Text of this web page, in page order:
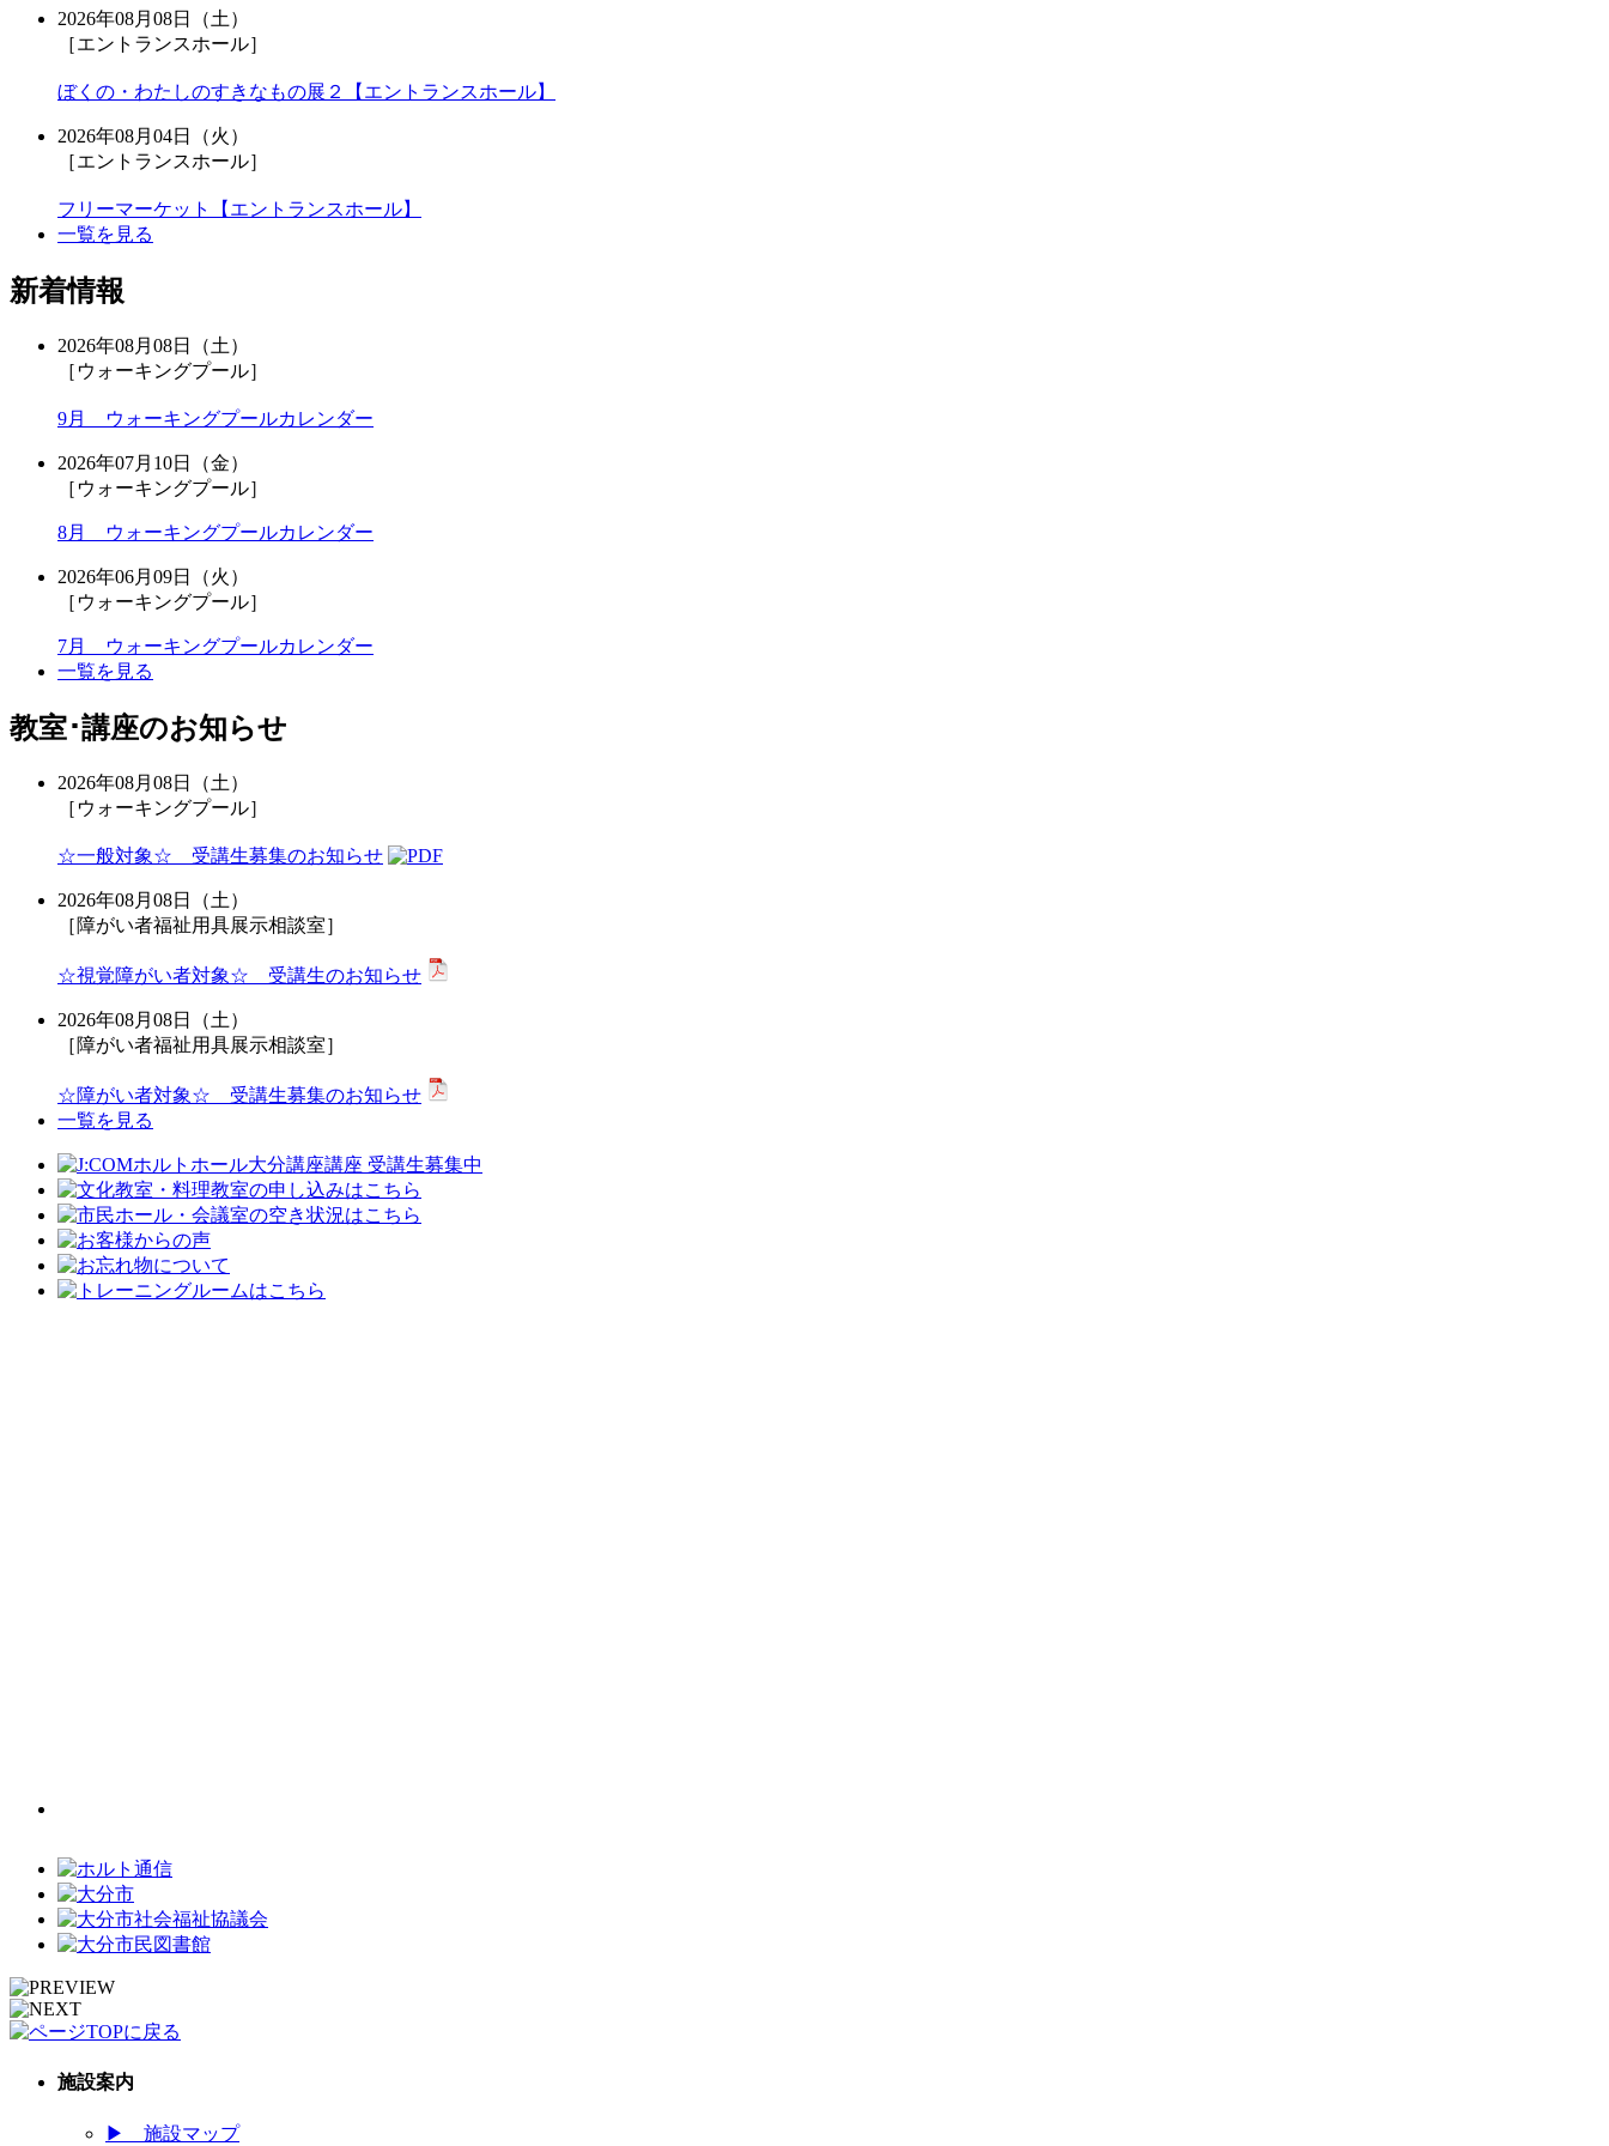
2026年08月08日（土）
［エントランスホール］
ぼくの・わたしのすきなもの展２【エントランスホール】
2026年08月04日（火）
［エントランスホール］
フリーマーケット【エントランスホール】
一覧を見る
新着情報
2026年08月08日（土）
［ウォーキングプール］
9月 ウォーキングプールカレンダー
2026年07月10日（金）
［ウォーキングプール］
8月 ウォーキングプールカレンダー
2026年06月09日（火）
［ウォーキングプール］
7月 ウォーキングプールカレンダー
一覧を見る
教室･講座のお知らせ
2026年08月08日（土）
［ウォーキングプール］
☆一般対象☆ 受講生募集のお知らせ
2026年08月08日（土）
［障がい者福祉用具展示相談室］
☆視覚障がい者対象☆ 受講生のお知らせ
2026年08月08日（土）
［障がい者福祉用具展示相談室］
☆障がい者対象☆ 受講生募集のお知らせ
一覧を見る
施設案内
▶ 施設マップ